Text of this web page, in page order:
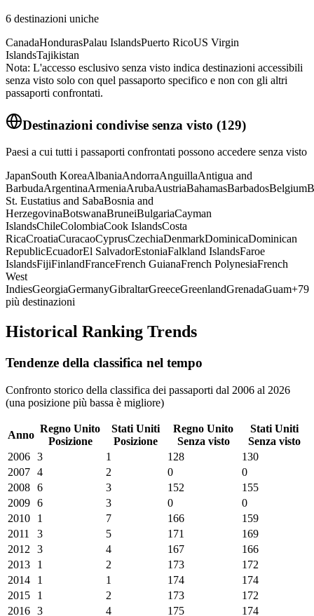
6 destinazioni uniche
CanadaHondurasPalau IslandsPuerto RicoUS Virgin
IslandsTajikistan
Nota: L'accesso esclusivo senza visto indica destinazioni accessibili
senza visto solo con quel passaporto specifico e non con gli altri
passaporti confrontati.
Destinazioni condivise senza visto (129)
Paesi a cui tutti i passaporti confrontati possono accedere senza visto
JapanSouth KoreaAlbaniaAndorraAnguillaAntigua and
BarbudaArgentinaArmeniaArubaAustriaBahamasBarbadosBelgium
St. Eustatius and SabaBosnia and
HerzegovinaBotswanaBruneiBulgariaCayman
IslandsChileColombiaCook IslandsCosta
RicaCroatiaCuracaoCyprusCzechiaDenmarkDominicaDominican
RepublicEcuadorEl SalvadorEstoniaFalkland IslandsFaroe
IslandsFijiFinlandFranceFrench GuianaFrench PolynesiaFrench
West
IndiesGeorgiaGermanyGibraltarGreeceGreenlandGrenadaGuam+79
più destinazioni
Historical Ranking Trends
Tendenze della classifica nel tempo
Confronto storico della classifica dei passaporti dal 2006 al 2026
(una posizione più bassa è migliore)
Anno
Regno Unito
Posizione
Stati Uniti
Posizione
Regno Unito
Senza visto
Stati Uniti
Senza visto
2006 3 1 128
130
2007 4 2 0
0
2008 6 3 152
155
2009 6 3 0
0
2010
1 7 166
159
2011
3 5 171
169
2012
3 4 167
166
2013
1 2 173
172
2014
1 1 174
174
2015
1 2 173
172
2016 3 4 175 174